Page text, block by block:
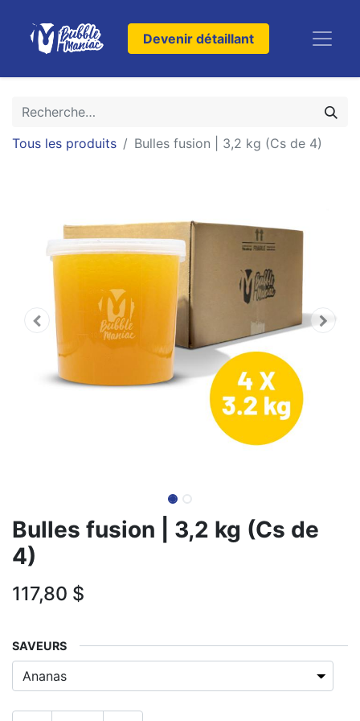
Devenir détaillant
Tous les produits Bulles fusion | 3,2 kg (Cs de 4)
Bulles fusion | 3,2 kg (Cs de
4)
117,80 $
​SAVEURS